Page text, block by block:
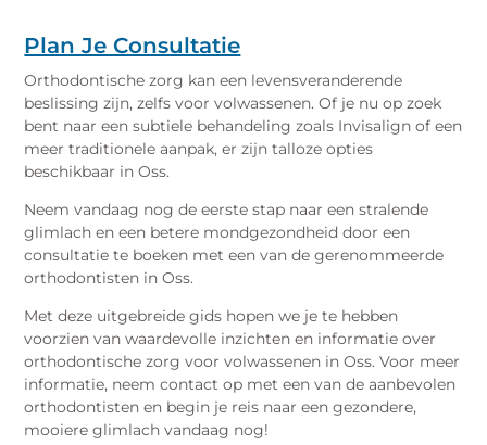
Plan Je Consultatie
Orthodontische zorg kan een levensveranderende
beslissing zijn, zelfs voor volwassenen. Of je nu op zoek
bent naar een subtiele behandeling zoals Invisalign of een
meer traditionele aanpak, er zijn talloze opties
beschikbaar in Oss.
Neem vandaag nog de eerste stap naar een stralende
glimlach en een betere mondgezondheid door een
consultatie te boeken met een van de gerenommeerde
orthodontisten in Oss.
Met deze uitgebreide gids hopen we je te hebben
voorzien van waardevolle inzichten en informatie over
orthodontische zorg voor volwassenen in Oss. Voor meer
informatie, neem contact op met een van de aanbevolen
orthodontisten en begin je reis naar een gezondere,
mooiere glimlach vandaag nog!